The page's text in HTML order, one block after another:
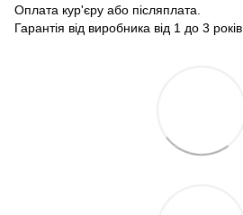
Оплата кур'єру або післяплата.
Гарантія від виробника від 1 до 3 років.